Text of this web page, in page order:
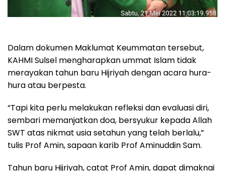
Dalam dokumen Maklumat Keummatan tersebut,
KAHMI Sulsel mengharapkan ummat Islam tidak
merayakan tahun baru Hijriyah dengan acara hura-
hura atau berpesta.
“Tapi kita perlu melakukan refleksi dan evaluasi diri,
sembari memanjatkan doa, bersyukur kepada Allah
SWT atas nikmat usia setahun yang telah berlalu,”
tulis Prof Amin, sapaan karib Prof Aminuddin Sam.
Tahun baru Hijriyah, catat Prof Amin, dapat dimaknai